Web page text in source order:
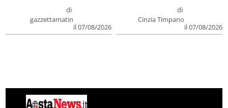
di
gazzettamatin
il 07/08/2026
di
Cinzia Timpano
il 07/08/2026